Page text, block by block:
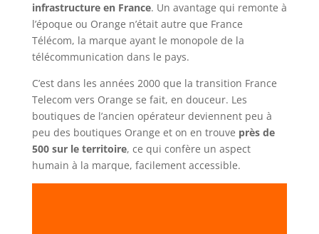
infrastructure en France. Un avantage qui remonte à
l’époque ou Orange n’était autre que France
Télécom, la marque ayant le monopole de la
télécommunication dans le pays.
C’est dans les années 2000 que la transition France
Telecom vers Orange se fait, en douceur. Les
boutiques de l’ancien opérateur deviennent peu à
peu des boutiques Orange et on en trouve près de
500 sur le territoire, ce qui confère un aspect
humain à la marque, facilement accessible.